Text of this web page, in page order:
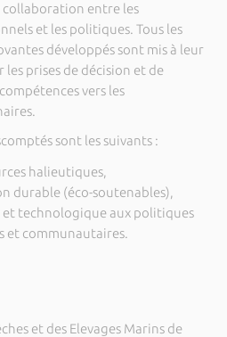
collaboration entre les
et les politiques. Tous les
développés sont mis à leur
prises de décision et de
vers les
sont les suivants :
halieutiques,
durable (éco-soutenables),
technologique aux politiques
et communautaires.
et des Elevages Marins de